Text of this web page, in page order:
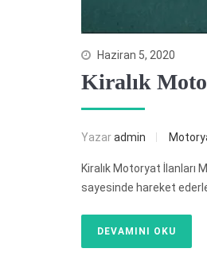
Haziran 5, 2020
Kiralık
Yazaradmin
Kiralık Motoryat İlanları
sayesinde hareket
DEVAMINI OKU